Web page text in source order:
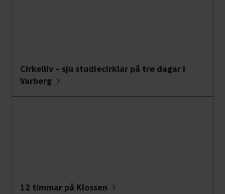
Cirkelliv – sju studiecirklar på tre dagar i
Varberg
12 timmar på Klossen